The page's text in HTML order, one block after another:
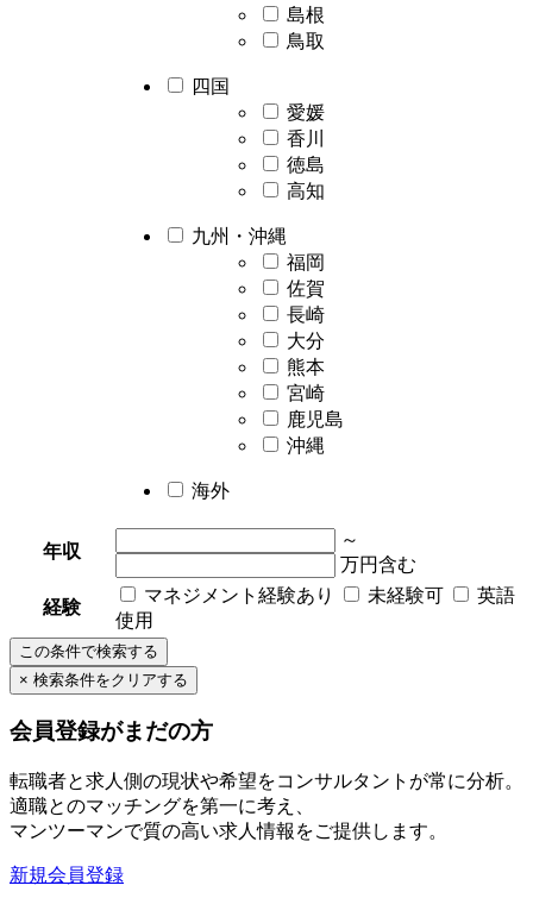
島根
鳥取
四国
愛媛
香川
徳島
高知
九州・沖縄
福岡
佐賀
長崎
大分
熊本
宮崎
鹿児島
沖縄
海外
年収
～
万円含む
経験
マネジメント経験あり 未経験可
英語
使用
会員登録がまだの方
転職者と求人側の現状や希望をコンサルタントが常に分析。
適職とのマッチングを第一に考え、
マンツーマンで質の高い求人情報をご提供します。
新規会員登録